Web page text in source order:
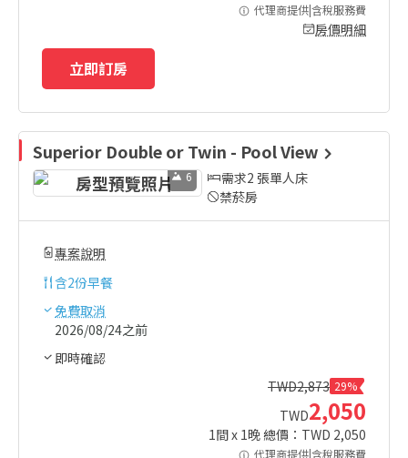
代理商提供|含稅服務費
房價明細
立即訂房
Superior Double or Twin - Pool View
6
需求2 張單人床
禁菸房
專案說明
含2份早餐
免費取消
2026/08/24之前
即時確認
TWD2,873 29%
TWD2,050
1間 x 1晚 總價：TWD 2,050
代理商提供|含稅服務費